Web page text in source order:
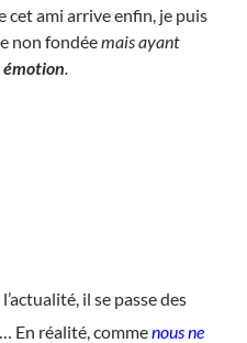
cet ami arrive enfin, je puis
non fondéemais ayant
émotion
il se passe des
En réalité, commenous ne